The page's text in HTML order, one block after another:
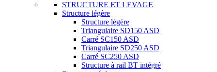
STRUCTURE ET LEVAGE
Structure légère
Structure légère
Triangulaire SD150 ASD
Carré SC150 ASD
Triangulaire SD250 ASD
Carré SC250 ASD
Structure à rail BT intégré